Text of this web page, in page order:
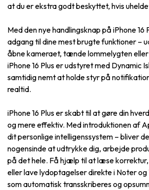
at du er ekstra godt beskyttet, hvis
Med den nye handlingsknap på iPhone 16
adgang til dine mest brugte funktioner –
åbne kameraet, tænde lommelygten
iPhone 16 Plus er udstyret med Dynamic
samtidig nemt at holde styr på
realtid.
iPhone 16 Plus er skabt til at gøre din
og mere effektiv. Med introduktionen af
dit personlige intelligenssystem – bliver
nogensinde at udtrykke dig, arbejde
på det hele. Få hjælp til at læse
eller lave lydoptagelser direkte i Noter
som automatisk transskriberes og